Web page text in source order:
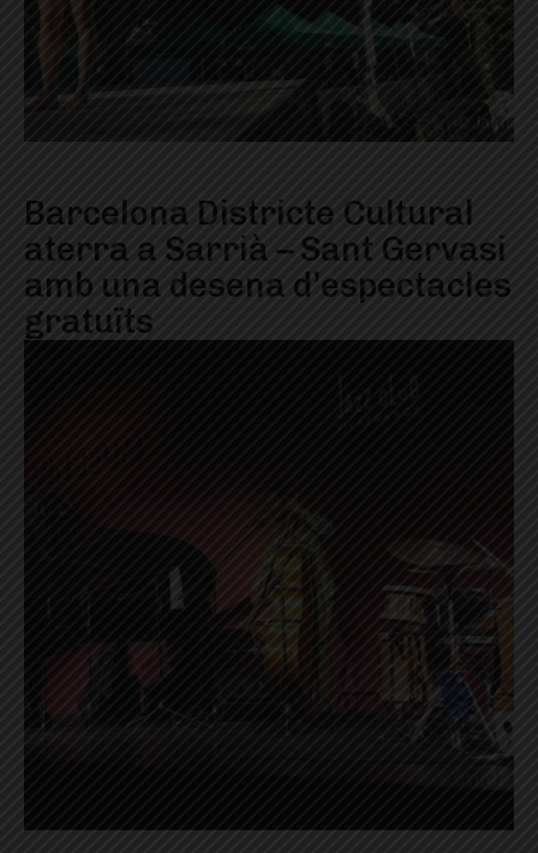
Barcelona Districte Cultural
aterra a Sarrià – Sant Gervasi
amb una desena d’espectacles
gratuïts